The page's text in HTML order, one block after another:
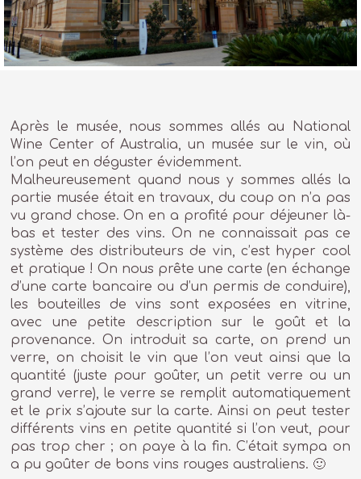
Après le musée, nous sommes allés au National
Wine Center of Australia, un musée sur le vin, où
l’on peut en déguster évidemment.
Malheureusement quand nous y sommes allés la
partie musée était en travaux, du coup on n’a pas
vu grand chose. On en a profité pour déjeuner là-
bas et tester des vins. On ne connaissait pas ce
système des distributeurs de vin, c’est hyper cool
et pratique ! On nous prête une carte (en échange
d’une carte bancaire ou d’un permis de conduire),
les bouteilles de vins sont exposées en vitrine,
avec une petite description sur le goût et la
provenance. On introduit sa carte, on prend un
verre, on choisit le vin que l’on veut ainsi que la
quantité (juste pour goûter, un petit verre ou un
grand verre), le verre se remplit automatiquement
et le prix s’ajoute sur la carte. Ainsi on peut tester
différents vins en petite quantité si l’on veut, pour
pas trop cher ; on paye à la fin. C’était sympa on
a pu goûter de bons vins rouges australiens. 🙂